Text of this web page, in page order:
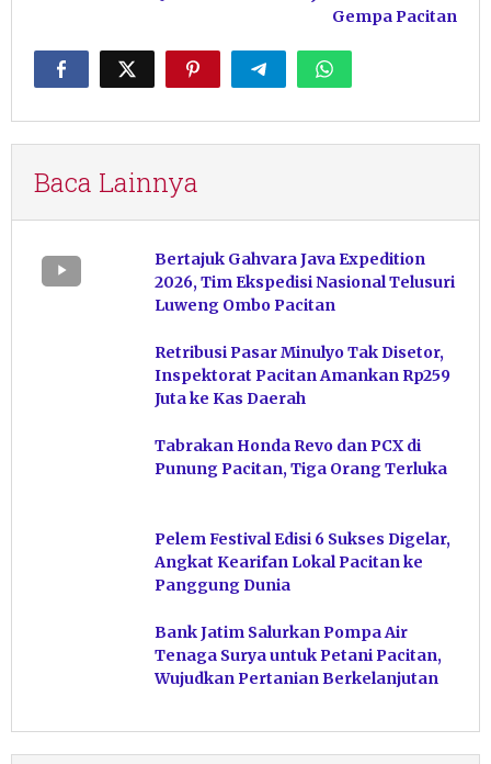
Gempa Pacitan
Baca Lainnya
Bertajuk Gahvara Java Expedition
2026, Tim Ekspedisi Nasional Telusuri
Luweng Ombo Pacitan
Retribusi Pasar Minulyo Tak Disetor,
Inspektorat Pacitan Amankan Rp259
Juta ke Kas Daerah
Tabrakan Honda Revo dan PCX di
Punung Pacitan, Tiga Orang Terluka
Pelem Festival Edisi 6 Sukses Digelar,
Angkat Kearifan Lokal Pacitan ke
Panggung Dunia
Bank Jatim Salurkan Pompa Air
Tenaga Surya untuk Petani Pacitan,
Wujudkan Pertanian Berkelanjutan